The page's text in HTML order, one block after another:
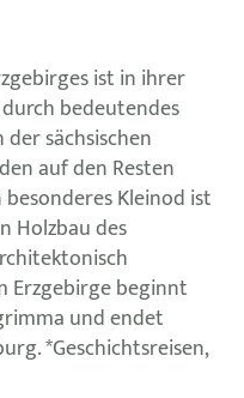
ist in ihrer
bedeutendes
der sächsischen
auf den Resten
Kleinod ist
Holzbau des
Erzgebirge beginnt
und endet
*Geschichtsreisen,